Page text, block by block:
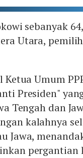
sebanyak
Utara,
Umum
Presiden"
Tengah dan
kalahnya
Jawa,
pergantian